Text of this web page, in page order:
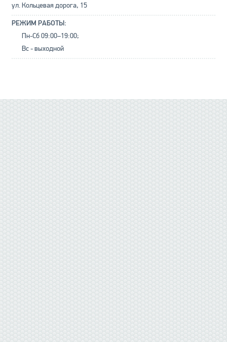
ул. Кольцевая дорога, 15
РЕЖИМ РАБОТЫ:
Пн-Сб 09:00–19:00;
Вс - выходной